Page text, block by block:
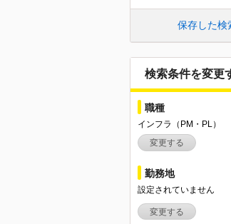
保存した検
検索条件を変更
職種
インフラ（PM・PL）
変更する
勤務地
設定されていません
変更する